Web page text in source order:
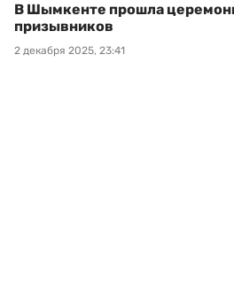
В Шымкенте прошла
призывников
2 декабря 2025, 23:41